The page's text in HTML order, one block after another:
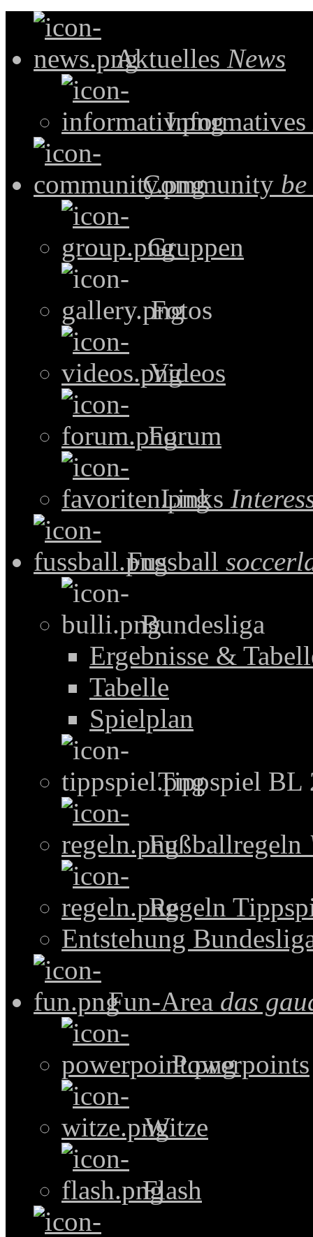
Aktuelles News
Informatives
Community
Gruppen
Fotos
Videos
Forum
Links
Fussball
Bundesliga
Ergebnisse &
Tabelle
Spielplan
Tippspiel BL
Fußballregeln
Regeln
Entstehung
Fun-Area das
Powerpoints
Witze
Flash